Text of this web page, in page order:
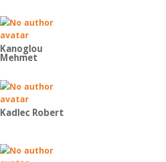
Kanoglou
Mehmet
Kadlec Robert